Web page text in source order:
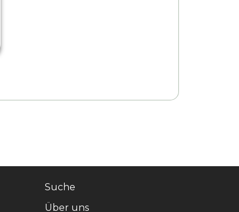
Suche
Über uns